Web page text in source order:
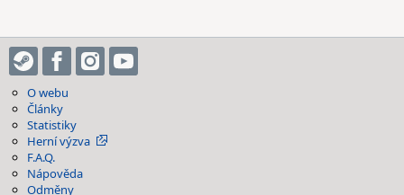
O webu
Články
Statistiky
Herní výzva
F.A.Q.
Nápověda
Odměny